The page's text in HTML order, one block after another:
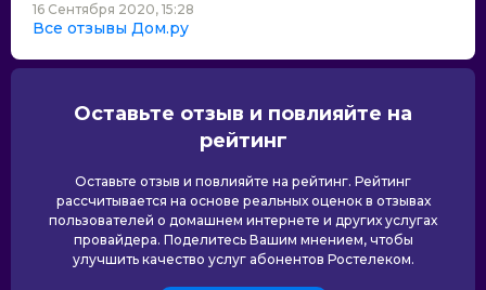
16 Сентября 2020, 15:28
Все отзывы Дом.ру
Оставьте отзыв и повлияйте на
рейтинг
Оставьте отзыв и повлияйте на рейтинг. Рейтинг
рассчитывается на основе реальных оценок в отзывах
пользователей о домашнем интернете и других услугах
провайдера. Поделитесь Вашим мнением, чтобы
улучшить качество услуг абонентов Ростелеком.